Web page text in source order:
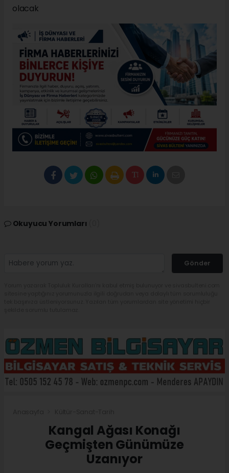
Okuyucu Yorumları
Gönder
Kangal Ağası Konağı
Geçmişten Günümüze
Uzanıyor